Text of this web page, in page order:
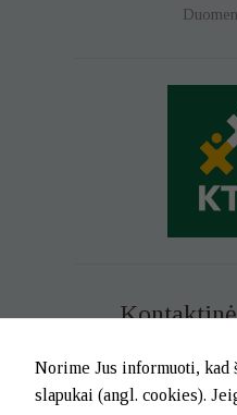
Mob. tel.
Tel. (0-
Norime Jus informuoti, kad
slapukai (angl. cookies).